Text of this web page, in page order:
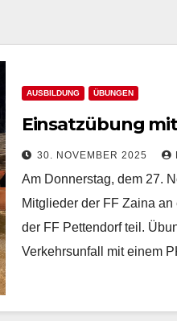
AUSBILDUNG ÜBUNGEN
Einsatzübung
30. NOVEMBER 2025
Am Donnerstag, dem 27.
Mitglieder der FF Zaina
der FF Pettendorf teil.
Verkehrsunfall mit einem